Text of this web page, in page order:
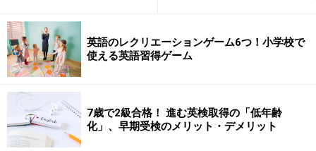
英語のレクリエーションゲーム6つ！小学校で
使える英語習得ゲーム
7歳で2級合格！ 進む英検取得の「低年齢
化」、早期受検のメリット・デメリット